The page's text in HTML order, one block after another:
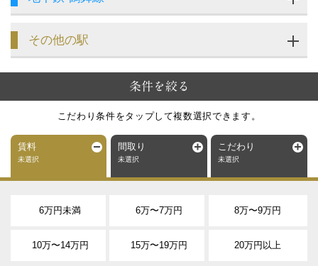
その他の駅
条件を絞る
こだわり条件をタップして複数選択できます。
賃料
未選択
間取り
未選択
こだわり
未選択
6万円未満 6万〜7万円 8万〜9万円
10万〜14万円 15万〜19万円 20万円以上